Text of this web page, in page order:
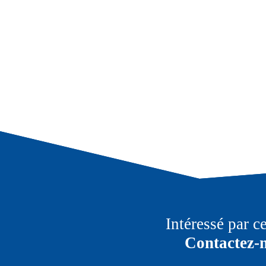
Intéressé par
Contactez-